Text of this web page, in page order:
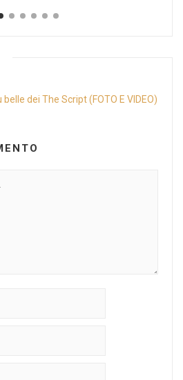
belle dei The Script (FOTO E VIDEO)